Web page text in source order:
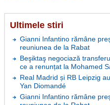
Ultimele stiri
Gianni Infantino rămâne
reuniunea de la Rabat
Beşiktaş negociază
ce a renunțat la Mohamed
Real Madrid și RB Leipzig
Yan Diomandé
Gianni Infantino rămâne